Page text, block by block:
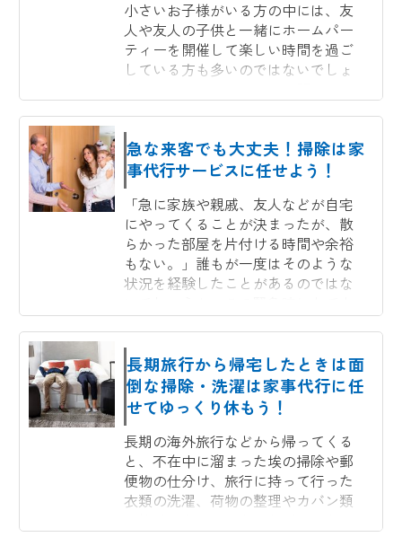
小さいお子様がいる方の中には、友
人や友人の子供と一緒にホームパー
ティーを開催して楽しい時間を過ご
している方も多いのではないでしょ
除から装飾、当日の食事の準備...
急な来客でも大丈夫！掃除は家
事代行サービスに任せよう！
「急に家族や親戚、友人などが自宅
にやってくることが決まったが、散
らかった部屋を片付ける時間や余裕
もない。」誰もが一度はそのような
状況を経験したことがあるのではな
長期旅行から帰宅したときは面
倒な掃除・洗濯は家事代行に任
せてゆっくり休もう！
長期の海外旅行などから帰ってくる
と、不在中に溜まった埃の掃除や郵
便物の仕分け、旅行に持って行った
衣類の洗濯、荷物の整理やカバン類